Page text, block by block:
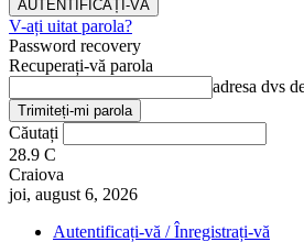
V-ați uitat parola?
Password recovery
Recuperați-vă parola
adresa dvs
Căutați
28.9 C
Craiova
joi, august 6, 2026
Autentificați-vă / Înregistrați-vă